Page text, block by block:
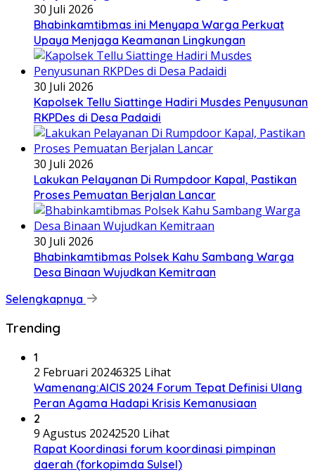
30 Juli 2026
Bhabinkamtibmas ini Menyapa Warga Perkuat
Upaya Menjaga Keamanan Lingkungan
30 Juli 2026
Kapolsek Tellu Siattinge Hadiri Musdes Penyusunan
RKPDes di Desa Padaidi
30 Juli 2026
Lakukan Pelayanan Di Rumpdoor Kapal, Pastikan
Proses Pemuatan Berjalan Lancar
30 Juli 2026
Bhabinkamtibmas Polsek Kahu Sambang Warga
Desa Binaan Wujudkan Kemitraan
Selengkapnya
Trending
1
2 Februari 20246325 Lihat
Wamenang:AICIS 2024 Forum Tepat Definisi Ulang
Peran Agama Hadapi Krisis Kemanusiaan
2
9 Agustus 20242520 Lihat
Rapat Koordinasi forum koordinasi pimpinan
daerah (forkopimda Sulsel)